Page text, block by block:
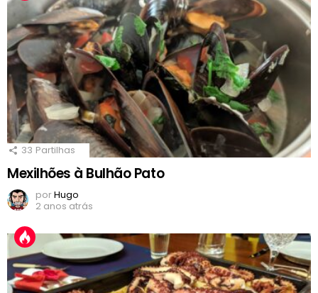
33 Partilhas
Mexilhões à Bulhão Pato
porHugo
2 anos atrás